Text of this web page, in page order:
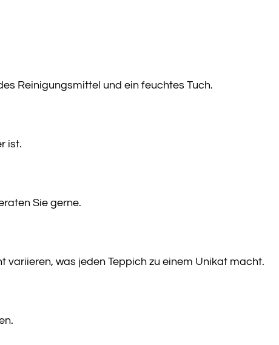
Reinigungsmittel und ein feuchtes Tuch.
ist.
Sie gerne.
was jeden Teppich zu einem Unikat macht.